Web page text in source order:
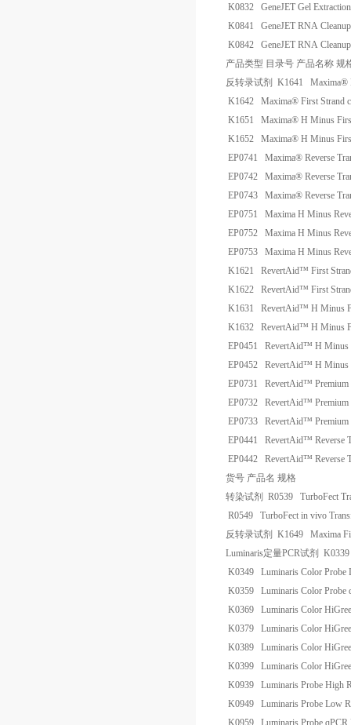
K0832
GeneJET Gel
K0841
GeneJET RNA
K0842
GeneJET RNA
产品类型 目录号 产品名称 规
反转录试剂
K1641
Maxima®
K1642
Maxima® First Strand
K1651
Maxima® H Minus
K1652
Maxima® H Minus
EP0741
Maxima® Reverse
EP0742
Maxima® Reverse
EP0743
Maxima® Reverse
EP0751
Maxima H Minus
EP0752
Maxima H Minus
EP0753
Maxima H Minus
K1621
RevertAid™ First
K1622
RevertAid™ First
K1631
RevertAid™ H Minus
K1632
RevertAid™ H Minus
EP0451
RevertAid™ H Minus
EP0452
RevertAid™ H Minus
EP0731
RevertAid™ Premium
EP0732
RevertAid™ Premium
EP0733
RevertAid™ Premium
EP0441
RevertAid™ Reverse
EP0442
RevertAid™ Reverse
货号 产品名 规格
转染试剂
R0539
TurboFect
R0549
TurboFect in vivo
反转录试剂
K1649
Maxima
Luminaris定量PCR试剂
K0339
K0349
Luminaris Color
K0359
Luminaris Color
K0369
Luminaris Color
K0379
Luminaris Color
K0389
Luminaris Color
K0399
Luminaris Color
K0939
Luminaris Probe High
K0949
Luminaris Probe Low
K0959
Luminaris Probe